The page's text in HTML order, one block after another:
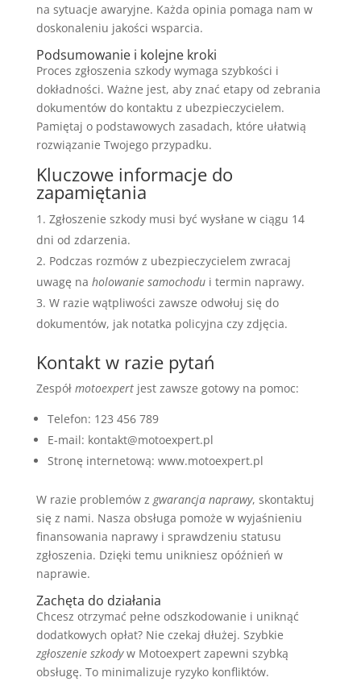
na sytuacje awaryjne. Każda opinia pomaga nam w
doskonaleniu jakości wsparcia.
Podsumowanie i kolejne kroki
Proces zgłoszenia szkody wymaga szybkości i
dokładności. Ważne jest, aby znać etapy od zebrania
dokumentów do kontaktu z ubezpieczycielem.
Pamiętaj o podstawowych zasadach, które ułatwią
rozwiązanie Twojego przypadku.
Kluczowe informacje do
zapamiętania
Zgłoszenie szkody musi być wysłane w ciągu 14
dni od zdarzenia.
Podczas rozmów z ubezpieczycielem zwracaj
uwagę na holowanie samochodui termin naprawy.
W razie wątpliwości zawsze odwołuj się do
dokumentów, jak notatka policyjna czy zdjęcia.
Kontakt w razie pytań
Zespół motoexpertjest zawsze gotowy na pomoc:
Telefon: 123 456 789
E-mail: kontakt@motoexpert.pl
Stronę internetową: www.motoexpert.pl
W razie problemów z gwarancja naprawy, skontaktuj
się z nami. Nasza obsługa pomoże w wyjaśnieniu
finansowania naprawy i sprawdzeniu statusu
zgłoszenia. Dzięki temu unikniesz opóźnień w
naprawie.
Zachęta do działania
Chcesz otrzymać pełne odszkodowanie i uniknąć
dodatkowych opłat? Nie czekaj dłużej. Szybkie
zgłoszenie szkodyw Motoexpert zapewni szybką
obsługę. To minimalizuje ryzyko konfliktów.